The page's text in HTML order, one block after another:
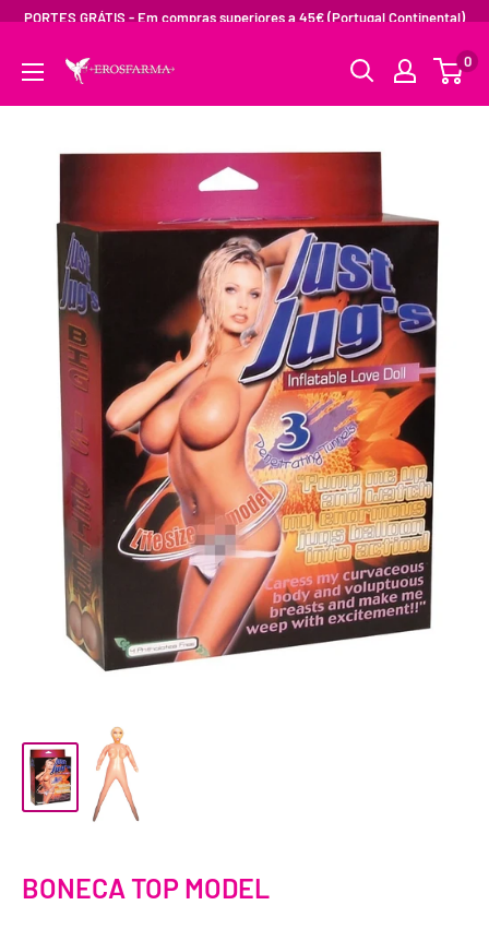
PORTES GRÁTIS - Em compras superiores a 45€ (Portugal Continental)
0
BONECA TOP MODEL